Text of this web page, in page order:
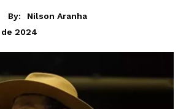
By:
Nilson Aranha
2024